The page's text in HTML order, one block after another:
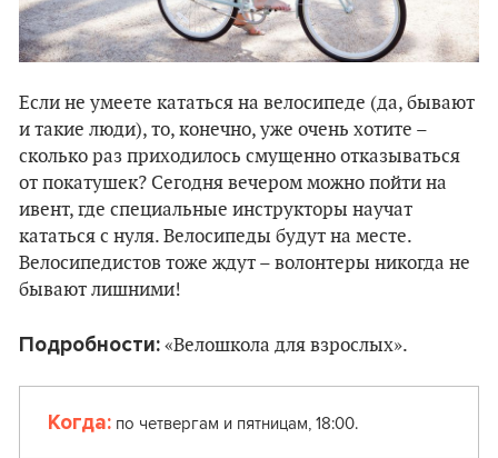
Если не умеете кататься на велосипеде (да, бывают
и такие люди), то, конечно, уже очень хотите –
сколько раз приходилось смущенно отказываться
от покатушек? Сегодня вечером можно пойти на
ивент, где специальные инструкторы научат
кататься с нуля. Велосипеды будут на месте.
Велосипедистов тоже ждут – волонтеры никогда не
бывают лишними!
Подробности: «Велошкола для взрослых».
Когда: по четвергам и пятницам, 18:00.